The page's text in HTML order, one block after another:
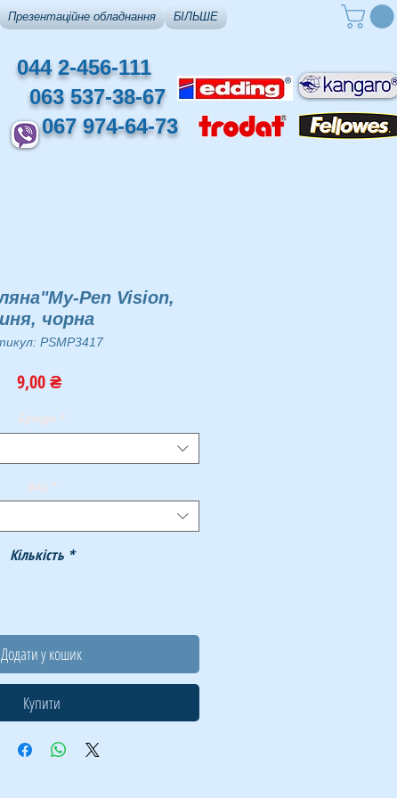
Презентаційне обладнання БІЛЬШЕ
044 2-456-111
063 537-38-67
067 974-64-73
Pen Vision,
чорна
PSMP3417
9,00 ₴Ціна
Бренди *
Вид *
Кількість *
Додати у кошик
Купити